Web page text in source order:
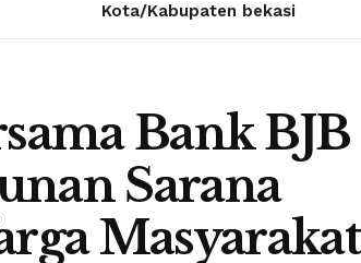
Kota/Kabupaten bekasi
Bank BJB
Sarana
Masyarakat